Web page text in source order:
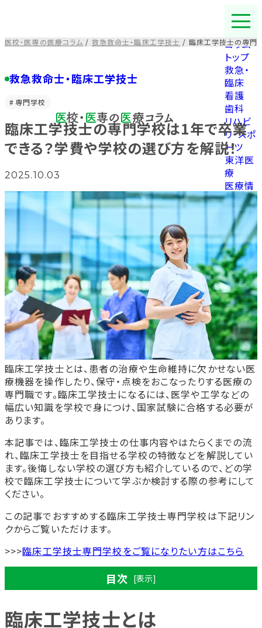
テ
ン
を
ス
キ
プ
す
る
コラム
トップ
救急・
臨床
看護
歯科
リハビ
リ・スポ
ーツ
東洋医
療
医療情
報
福祉
医校・医専の医療コラム / 救急救命士・臨床工学技士 / 臨床工学技士の専門
救急救命士・臨床工学技士
専門学校
臨床工学技士の専門学校は1年で卒業
できる？学費や学校の選び方を解説！
2025.10.03
臨床工学技士とは、患者の治療や生命維持に欠かせない医
療機器を操作したり、保守・点検をおこなったりする医療の
専門職です。臨床工学技士になるには、医学や工学などの
幅広い知識を学校で身につけ、国家試験に合格する必要が
あります。
本記事では、臨床工学技士の仕事内容やはたらくまでの流
れ、臨床工学技士を目指せる学校の特徴などを解説してい
ます。後悔しない学校の選び方も紹介しているので、どの学
校で臨床工学技士について学ぶか検討する際の参考にして
ください。
この記事でおすすめする臨床工学技士専門学校は下記リン
クからご覧いただけます。
>>>臨床工学技士専門学校をご覧になりたい方はこちら
目次 [表示]
臨床工学技士とは